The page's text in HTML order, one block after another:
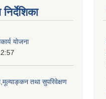
याेजना
तथा सुपरिवेक्षण